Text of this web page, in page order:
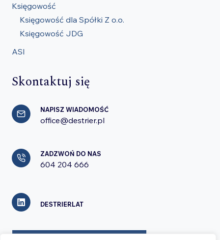
Księgowość
Księgowość dla Spółki Z o.o.
Księgowość JDG
ASI
Skontaktuj się
NAPISZ WIADOMOŚĆ
office@destrier.pl
ZADZWOŃ DO NAS
604 204 666
DESTRIERLAT